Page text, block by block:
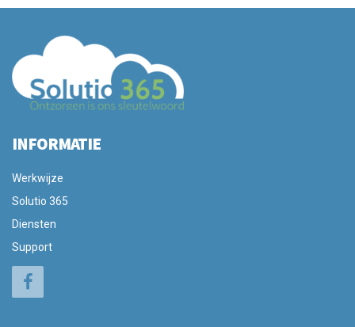
INFORMATIE
Werkwijze
Solutio 365
Diensten
Support